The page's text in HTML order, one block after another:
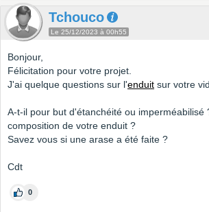
Tchouco
Le 25/12/2023 à 00h55
Bonjour,
Félicitation pour votre projet.
J'ai quelque questions sur l'enduit sur votre
A-t-il pour but d'étanchéité ou imperméabilisé
composition de votre enduit ?
Savez vous si une arase a été faite ?
Cdt
0